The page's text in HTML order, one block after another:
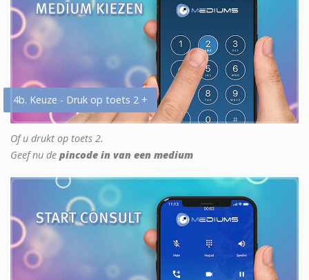
4b. Keuze - Druk op toets 2 +
Of u drukt op toets 2.
Geef nu de pincode in van een medium